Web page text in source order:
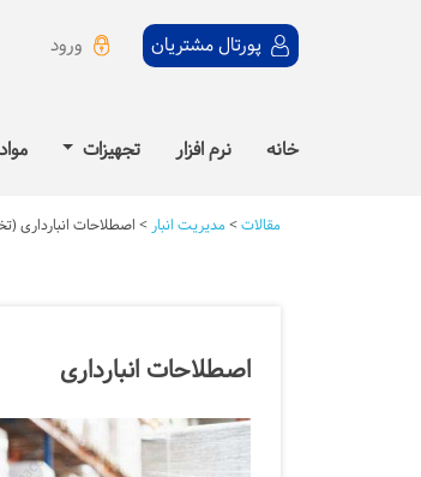
پورتال مشتریان ورود
خانه نرم افزار تجهیزات
مقالات> مدیریت انبار>اصطلاحات
اصطلاحات انبارداری